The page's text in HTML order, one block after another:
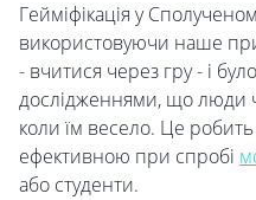
Гейміфікація у
використовуючи наше
- вчитися через гру - і
дослідженнями, що люди
коли їм весело. Це
ефективною при спробі
або студенти.